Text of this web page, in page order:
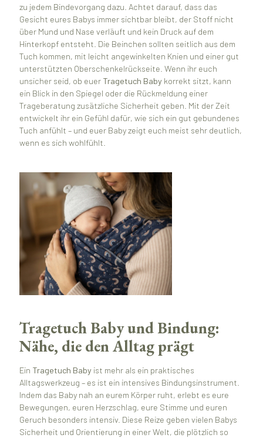
zu jedem Bindevorgang dazu. Achtet darauf, dass das
Gesicht eures Babys immer sichtbar bleibt, der Stoff nicht
über Mund und Nase verläuft und kein Druck auf dem
Hinterkopf entsteht. Die Beinchen sollten seitlich aus dem
Tuch kommen, mit leicht angewinkelten Knien und einer gut
unterstützten Oberschenkelrückseite. Wenn ihr euch
unsicher seid, ob euer Tragetuch Baby korrekt sitzt, kann
ein Blick in den Spiegel oder die Rückmeldung einer
Trageberatung zusätzliche Sicherheit geben. Mit der Zeit
entwickelt ihr ein Gefühl dafür, wie sich ein gut gebundenes
Tuch anfühlt – und euer Baby zeigt euch meist sehr deutlich,
wenn es sich wohlfühlt.
Tragetuch Baby und Bindung:
Nähe, die den Alltag prägt
Ein Tragetuch Baby ist mehr als ein praktisches
Alltagswerkzeug – es ist ein intensives Bindungsinstrument.
Indem das Baby nah an eurem Körper ruht, erlebt es eure
Bewegungen, euren Herzschlag, eure Stimme und euren
Geruch besonders intensiv. Diese Reize geben vielen Babys
Sicherheit und Orientierung in einer Welt, die plötzlich so